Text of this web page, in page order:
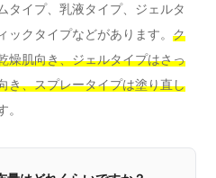
タイプ、乳液タイプ、ジェルタ
クタイプなどがあります。 ク
燥肌向き、ジェルタイプはさっ
き、スプレータイプは塗り直し
。